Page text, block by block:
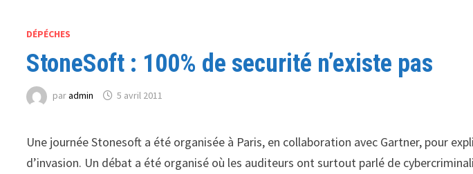
DÉPÉCHES
StoneSoft : 100% de securité n’existe pas
paradmin 5 avril 2011
Une journée Stonesoft a été organisée à Paris, en collaboration avec Gartner, pour
d’invasion. Un débat a été organisé où les auditeurs ont surtout parlé de